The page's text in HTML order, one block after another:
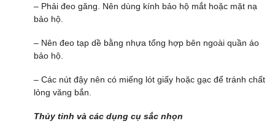
– Phải đeo găng. Nên dùng kính bảo hộ mắt hoặc mặt nạ
bảo hộ.
– Nên đeo tạp dề bằng nhựa tổng hợp bên ngoài quần áo
bảo hộ.
– Các nút đậy nên có miếng lót giấy hoặc gạc để tránh chất
lỏng văng bắn.
Thủy tinh và các dụng cụ sắc nhọn